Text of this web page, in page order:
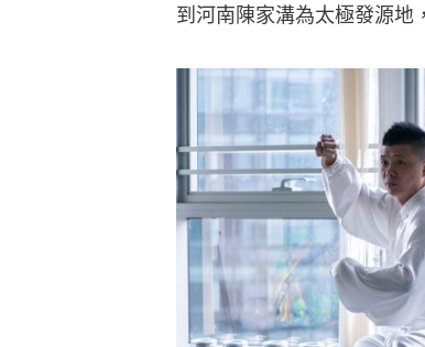
到河南陳家溝為太極發源地